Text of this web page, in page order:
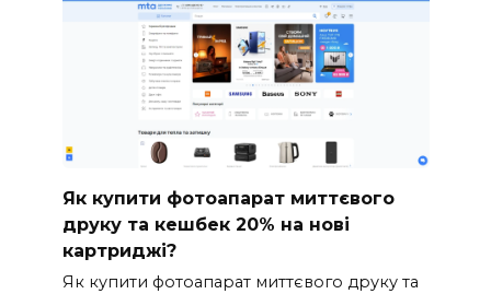
Як купити фотоапарат миттєвого
друку та кешбек 20% на нові
картриджі?
Як купити фотоапарат миттєвого друку та